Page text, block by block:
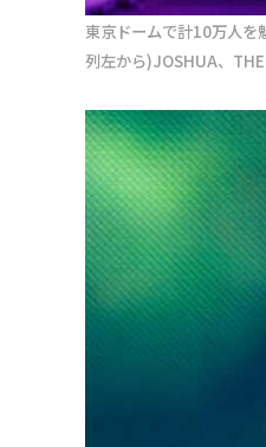
東京ドームで計10万人を
列左から)JOSHUA、